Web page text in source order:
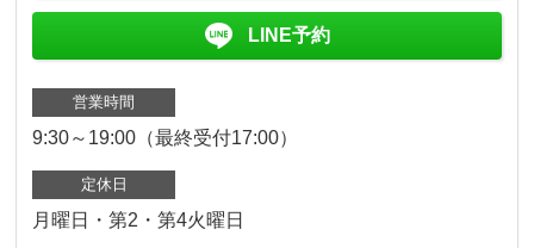
LINE予約
営業時間
9:30～19:00（最終受付17:00）
定休日
月曜日・第2・第4火曜日